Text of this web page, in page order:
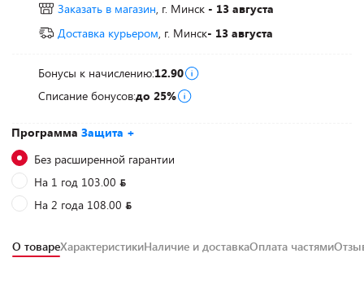
Программа Защита +
Без расширенной гарантии
На 1 год 103.00
На 2 года 108.00
Заказать в магазин, г. Минск - 13 августа
Доставка курьером, г. Минск- 13 августа
Бонусы к начислению:12.90
Списание бонусов:до 25%
О товареХарактеристикиНаличие и доставкаОплата частями